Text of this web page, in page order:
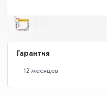
Гарантия
12 месяцев